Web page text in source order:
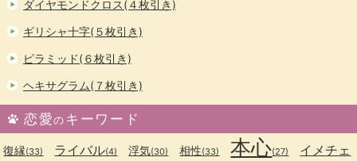
ダイヤモンドクロス(４枚引き)
ギリシャ十字(５枚引き)
ピラミッド(６枚引き)
ヘキサグラム(７枚引き)
恋愛のキーワード
復縁(33) ライバル(4) 浮気(30) 相性(33) 本心(27)
イメチェ